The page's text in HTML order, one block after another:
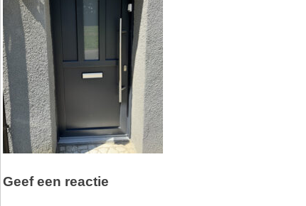
Geef een reactie